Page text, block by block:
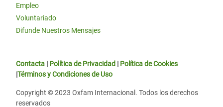
Empleo
Voluntariado
Difunde Nuestros Mensajes
Contacta | Política de Privacidad | Política de Cookies
|Términos y Condiciones de Uso
Copyright © 2023 Oxfam Internacional. Todos los derechos
reservados